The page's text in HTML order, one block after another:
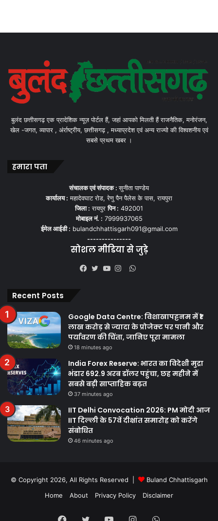
बुलंद छत्तीसगढ़ एक प्रादेशिक न्यूज़ पोर्टल हैं, जहां आपको मिलती हैं राजनैतिक, मनोरंजन,
खेल -जगत, व्यापार , अंर्राष्ट्रीय, छत्तीसगढ़ , मध्याप्रदेश एवं अन्य राज्यो की विश्वशनीय एवं
सबसे प्रथम खबर ।
हमारा पता
संचालक एवं संपादक :सुनीता पाण्डेय
कार्यालय : महादेवघाट रोड, रेणु पैन पैलेस के पास, रायपुरा
जिला : रायपुरपिन : 492001
मोबाइल नं. : 7999937065
ईमेल आईडी : bulandchhattisgarh091@gmail.com
---------------
सोशल मीडिया से जुड़े
WhatsApp
Recent Posts
Google Data Centre: विशाखापट्टनम में ₹1
लाख करोड़ से ज्यादा के प्रोजेक्ट पर पानी और
पर्यावरण की चिंता, जानिए पूरा मामला
18 minutes ago
India Forex Reserve: भारत का विदेशी मुद्रा
भंडार 692.9 अरब डॉलर पहुंचा, छह महीने में
सबसे बड़ी साप्ताहिक बढ़त
37 minutes ago
IIT Delhi Convocation 2026: PM मोदी आज
IIT दिल्ली के 57वें दीक्षांत समारोह को करेंगे
संबोधित
46 minutes ago
© Copyright 2026, All Rights Reserved |
Buland Chhattisgarh
Home
About Privacy Policy Disclaimer